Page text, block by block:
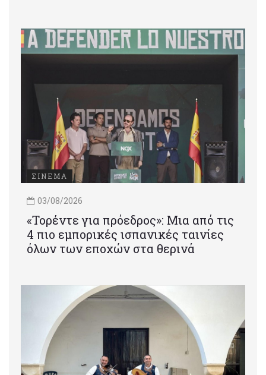
ΣΙΝΕΜΑ
03/08/2026
«Τορέντε για πρόεδρος»: Mια από τις
4 πιο εμπορικές ισπανικές ταινίες
όλων των εποχών στα θερινά